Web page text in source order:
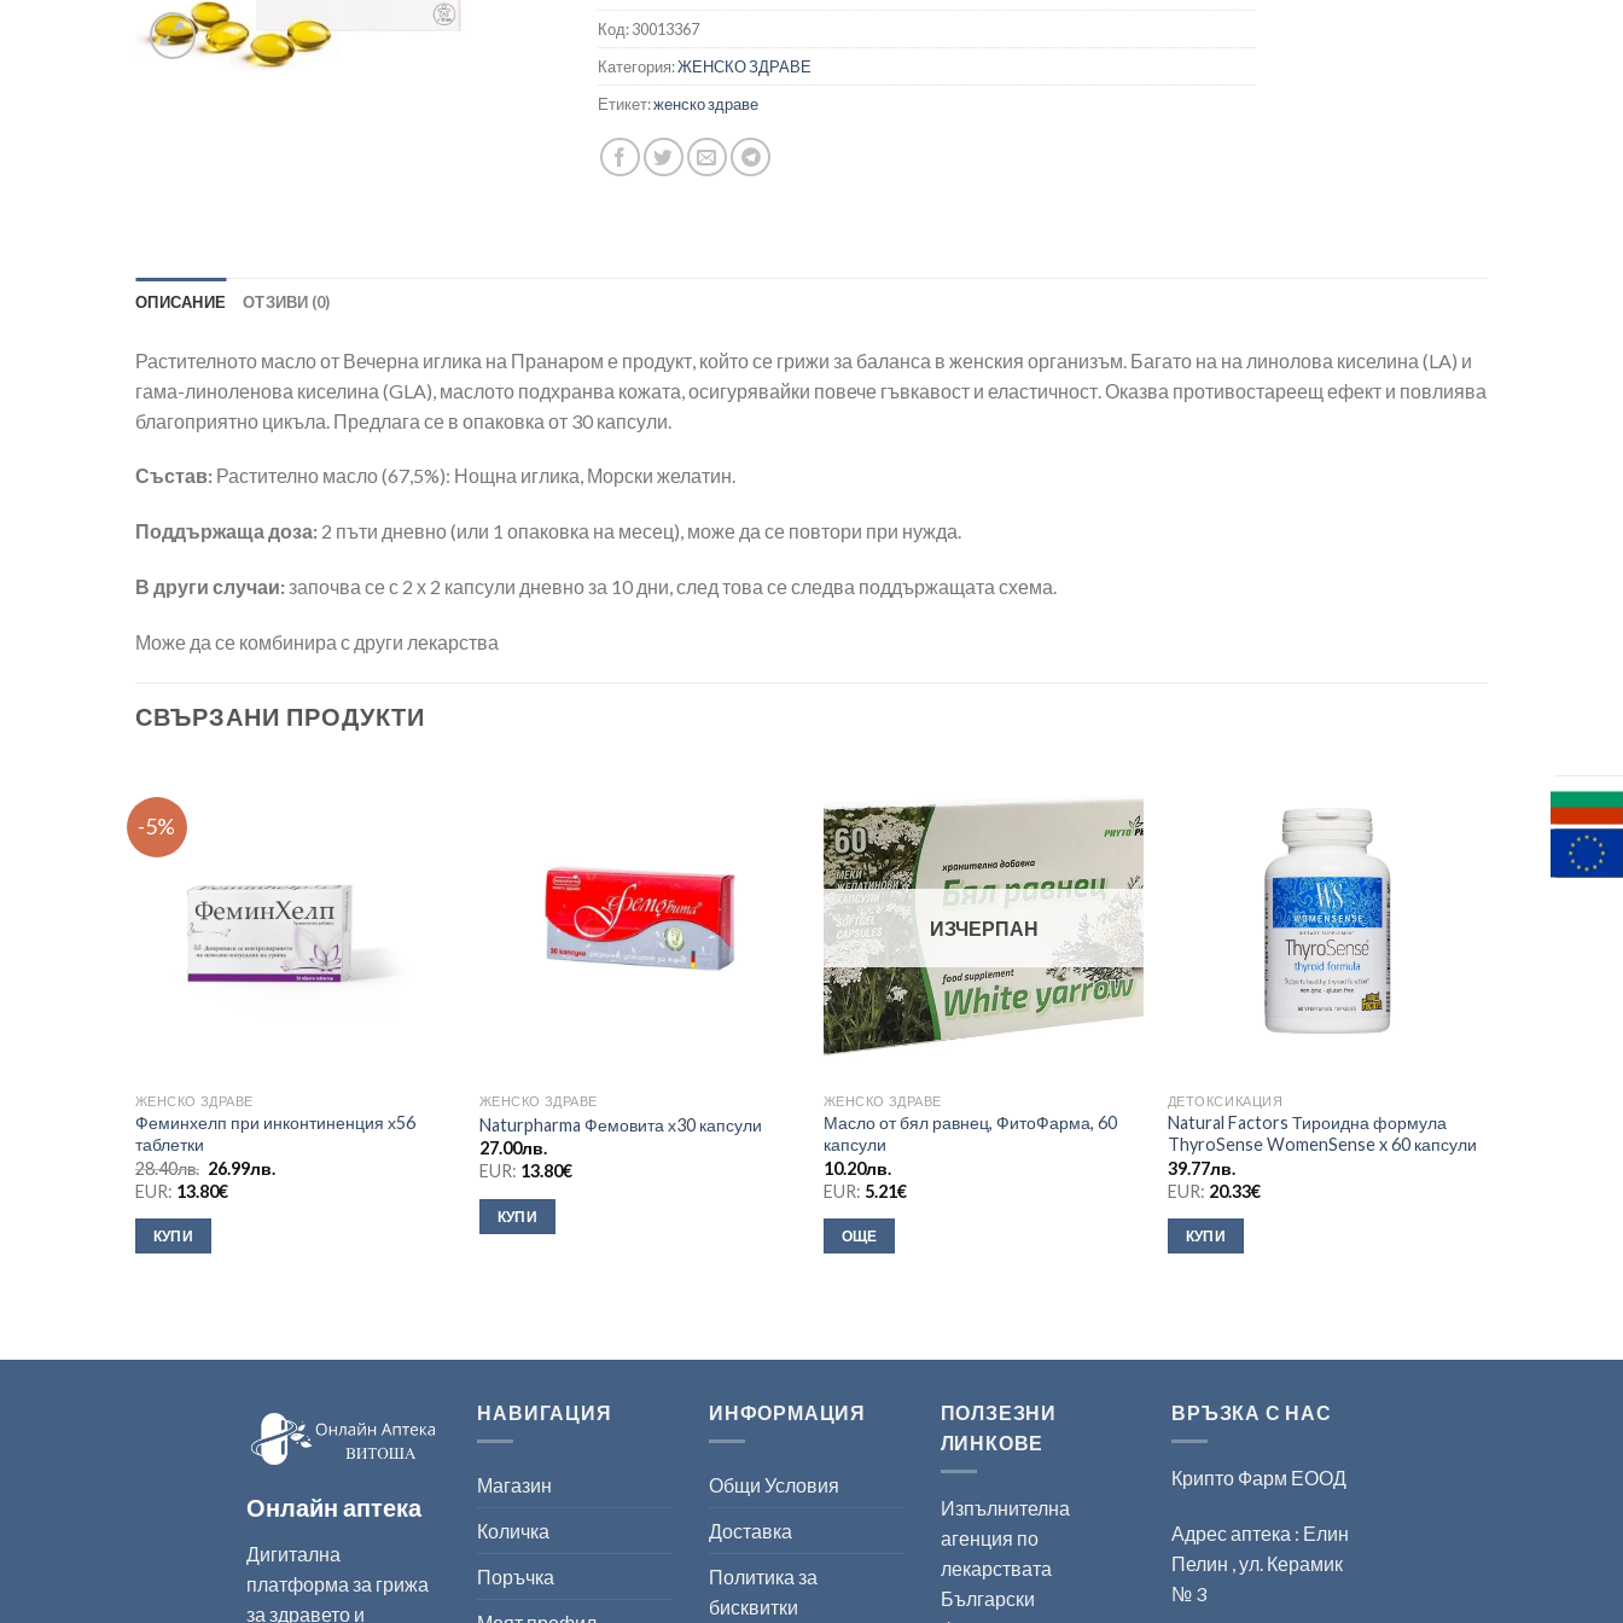
Код:30013367
Категория:ЖЕНСКО ЗДРАВЕ
Етикет:женско здраве
ОПИСАНИЕ ОТЗИВИ (0)
Растителното масло от Вечерна иглика на Пранаром е продукт, който се грижи за баланса в женския организъм. Багато на на линолова киселина (LA) и
гама-линоленова киселина (GLA), маслото подхранва кожата, осигурявайки повече гъвкавост и еластичност. Оказва противостареещ ефект и повлиява
благоприятно цикъла. Предлага се в опаковка от 30 капсули.
Състав: Растително масло (67,5%): Нощна иглика, Морски желатин.
Поддържаща доза: 2 пъти дневно (или 1 опаковка на месец), може да се повтори при нужда.
В други случаи:започва се с 2 х 2 капсули дневно за 10 дни, след това се следва поддържащата схема.
Може да се комбинира с други лекарства
СВЪРЗАНИ ПРОДУКТИ
-5%
ЖЕНСКО ЗДРАВЕ
Феминхелп при инконтиненция х56
таблетки
28.40лв. Original
price
was:
28.40лв..
26.99лв.
EUR: 13.80€
КУПИ
ЖЕНСКО ЗДРАВЕ
Naturpharma Фемовита х30 капсули
27.00лв.
EUR: 13.80€
КУПИ
ИЗЧЕРПАН
ЖЕНСКО ЗДРАВЕ
Масло от бял равнец, ФитоФарма, 60
капсули
10.20лв.
EUR: 5.21€
ОЩЕ
ДЕТОКСИКАЦИЯ
Natural Factors Тироидна формула
ThyroSense WomenSense x 60 капсули
39.77лв.
EUR: 20.33€
КУПИ
Онлайн аптека
Дигитална
платформа за грижа
за здравето и
НАВИГАЦИЯ
Магазин
Количка
Поръчка
ИНФОРМАЦИЯ
Общи Условия
Доставка
Политика за
бисквитки
ПОЛЗЕЗНИ
ЛИНКОВЕ
Изпълнителна
агенция по
лекарствата
Български
ВРЪЗКА С НАС
Крипто Фарм ЕООД
Адрес аптека : Елин
Пелин , ул. Керамик
№ 3